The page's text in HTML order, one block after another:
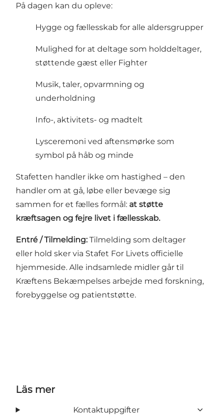
På dagen kan du opleve:
Hygge og fællesskab for alle aldersgrupper
Mulighed for at deltage som holddeltager,
støttende gæst eller Fighter
Musik, taler, opvarmning og
underholdning
Info-, aktivitets- og madtelt
Lysceremoni ved aftensmørke som
symbol på håb og minde
Stafetten handler ikke om hastighed – den
handler om at gå, løbe eller bevæge sig
sammen for et fælles formål: at støtte
kræftsagen og fejre livet i fællesskab.
Entré / Tilmelding: Tilmelding som deltager
eller hold sker via Stafet For Livets officielle
hjemmeside. Alle indsamlede midler går til
Kræftens Bekæmpelses arbejde med forskning,
forebyggelse og patientstøtte.
Läs mer
Kontaktuppgifter